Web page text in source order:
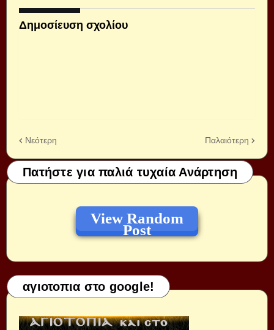
Δημοσίευση σχολίου
Νεότερη Παλαιότερη
Πατήστε για παλιά τυχαία Ανάρτηση
View Random
Post
αγιοτοπια στο google!